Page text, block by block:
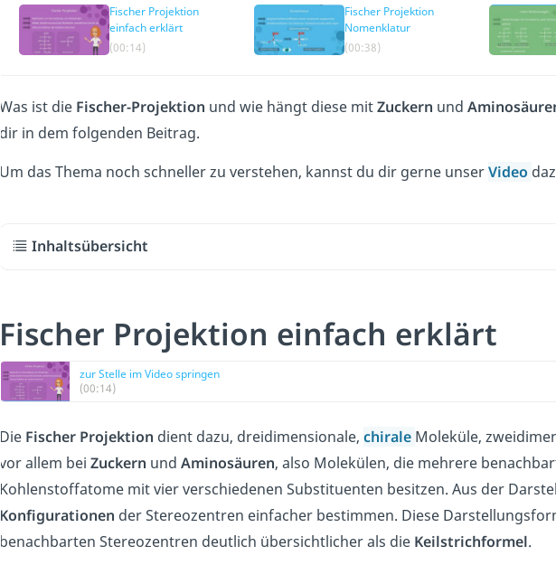
Fischer Projektion
einfach erklärt
(00:14)
Fischer Projektion
Nomenklatur
(00:38)
Was ist die Fischer-Projektion und wie hängt diese mitZuckern und
dir in dem folgenden Beitrag.
Um das Thema noch schneller zu verstehen, kannst du dir gerne unserVideo
Inhaltsübersicht
Fischer Projektion einfach erklärt
zur Stelle im Video springen
(00:14)
Die Fischer Projektion dient dazu, dreidimensionale, chirale Moleküle,
vor allem bei Zuckern und Aminosäuren, also Molekülen, die mehrere
Kohlenstoffatome mit vier verschiedenen Substituenten besitzen. Aus der
Konfigurationen der Stereozentren einfacher bestimmen. Diese
benachbarten Stereozentren deutlich übersichtlicher als die Keilstrichformel.